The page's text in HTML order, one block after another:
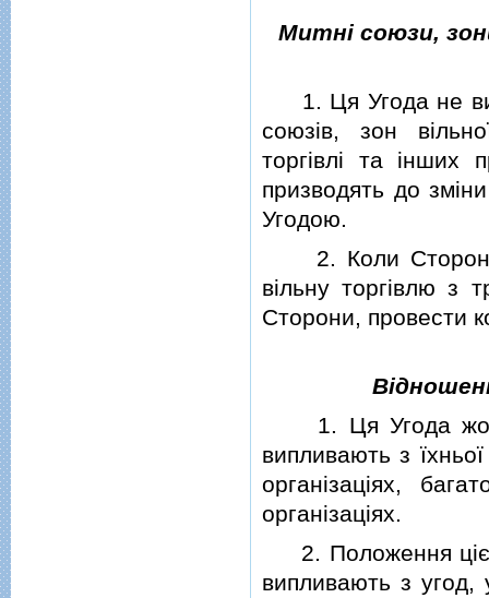
Митнi союзи,
1. Ця Угода не
союзiв, зон
торгiвлi та iнших
призводять до
Угодою.
2. Коли Сторона
вiльну торгiвлю з
Сторони, провести
1. Ця Угода
випливають з
органiзацiях,
органiзацiях.
2. Положення цiєї
випливають з